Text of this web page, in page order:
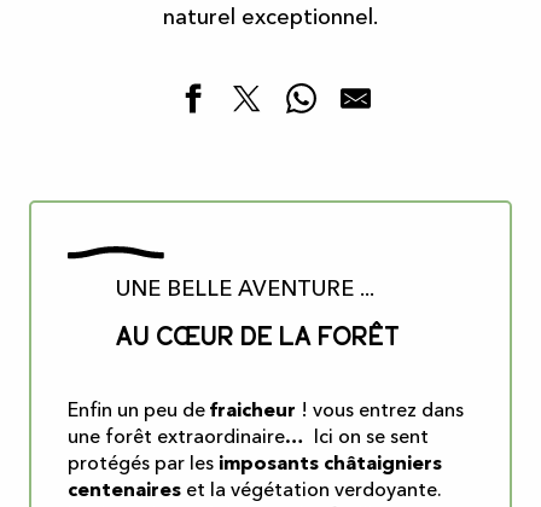
naturel exceptionnel.
UNE BELLE AVENTURE ...
Au cœur de la forêt
Enfin un peu de fraicheur ! vous entrez dans
une forêt extraordinaire… Ici on se sent
protégés par les imposants châtaigniers
centenaires et la végétation verdoyante.